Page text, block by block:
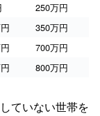
250万円
350万円
700万円
800万円
ていない世帯を